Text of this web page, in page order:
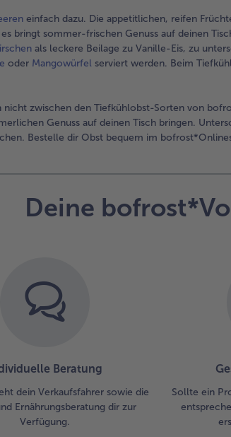
einfach dazu. Die appetitlichen, reifen
bringt sommer-frischen Genuss auf deinen
als leckere Beilage zu Vanille-Eis, zu
oder Mangowürfel serviert werden. Beim
zwischen den Tiefkühlobst-Sorten von
Genuss auf deinen Tisch bringen.
Bestelle dir Obst bequem im
Deine
Beratung
dein Verkaufsfahrer sowie die
Ernährungsberatung dir zur
Verfügung.
Sollte ein